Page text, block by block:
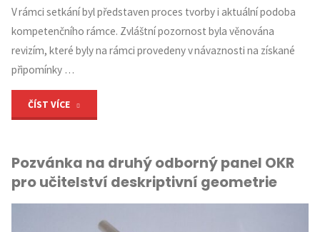
V rámci setkání byl představen proces tvorby i aktuální podoba
kompetenčního rámce. Zvláštní pozornost byla věnována
revizím, které byly na rámci provedeny v návaznosti na získané
připomínky …
ČÍST VÍCE
odborný
Biologie
Pozvánka na druhý odborný panel OKR
pro učitelství deskriptivní geometrie